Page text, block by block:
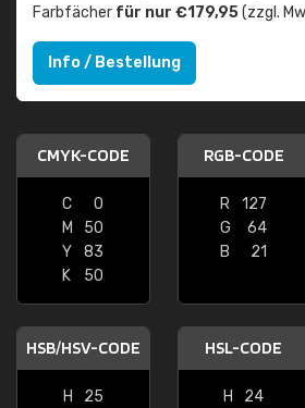
Farbfächer für nur €179,95(zzgl.
Info / Bestellung
CMYK-CODE
C
0
M
50
Y
83
K
50
RGB-CODE
R
127
G
64
B
21
HSB/HSV-CODE
H
25
HSL-CODE
H
24